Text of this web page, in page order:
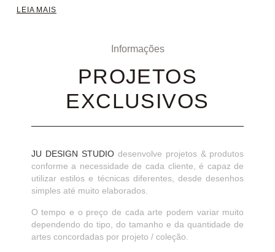
LEIA MAIS
Informações
PROJETOS
EXCLUSIVOS
JU DESIGN STUDIOdesenvolve projetos & produtos
conforme a necessidade de cada cliente, é capaz de
utilizar estilos e técnicas diferentes, desde desenhos
simples até muito elaborados.
O tempo e o preço de cada arte podem variar muito
dependendo do tipo, do tamanho e da quantidade de
artes concordadas por projeto / coleção.